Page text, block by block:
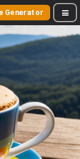
Generator